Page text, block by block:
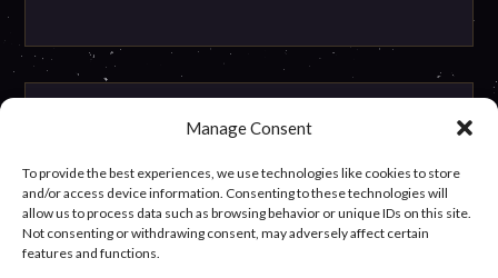
Manage Consent
To provide the best experiences, we use technologies like cookies to store
and/or access device information. Consenting to these technologies will
allow us to process data such as browsing behavior or unique IDs on this site.
Not consenting or withdrawing consent, may adversely affect certain
features and functions.